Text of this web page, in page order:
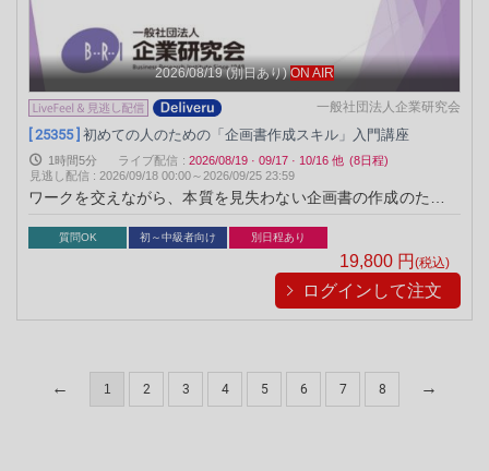
2026/08/19 (別日あり) ON AIR
一般社団法人企業研究会
[ 25355 ] 初めての人のための「企画書作成スキル」入門講座
1時間5分 ライブ配信 : 2026/08/19 · 09/17 · 10/16 他 (8日程)
見逃し配信 : 2026/09/18 00:00～ 2026/09/25 23:59
ワークを交えながら、本質を見失わない企画書の作成のための
質問OK 初～中級者向け 別日程あり
19,800 円 (税込)
ログインして注文
1 2 3 4 5 6 7 8